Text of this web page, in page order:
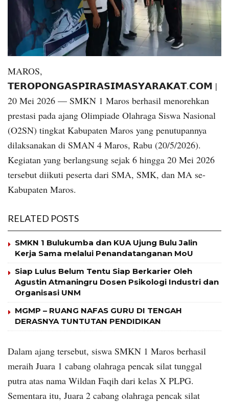
MAROS,
𝗧𝗘𝗥𝗢𝗣𝗢𝗡𝗚𝗔𝗦𝗣𝗜𝗥𝗔𝗦𝗜𝗠𝗔𝗦𝗬𝗔𝗥𝗔𝗞𝗔𝗧.𝗖𝗢𝗠 |
20 Mei 2026 — SMKN 1 Maros berhasil menorehkan
prestasi pada ajang Olimpiade Olahraga Siswa Nasional
(O2SN) tingkat Kabupaten Maros yang penutupannya
dilaksanakan di SMAN 4 Maros, Rabu (20/5/2026).
Kegiatan yang berlangsung sejak 6 hingga 20 Mei 2026
tersebut diikuti peserta dari SMA, SMK, dan MA se-
Kabupaten Maros.
RELATED POSTS
SMKN 1 Bulukumba dan KUA Ujung Bulu Jalin
Kerja Sama melalui Penandatanganan MoU
Siap Lulus Belum Tentu Siap Berkarier Oleh
Agustin Atmaningru Dosen Psikologi Industri dan
Organisasi UNM
MGMP – RUANG NAFAS GURU DI TENGAH
DERASNYA TUNTUTAN PENDIDIKAN
Dalam ajang tersebut, siswa SMKN 1 Maros berhasil
meraih Juara 1 cabang olahraga pencak silat tunggal
putra atas nama Wildan Faqih dari kelas X PLPG.
Sementara itu, Juara 2 cabang olahraga pencak silat